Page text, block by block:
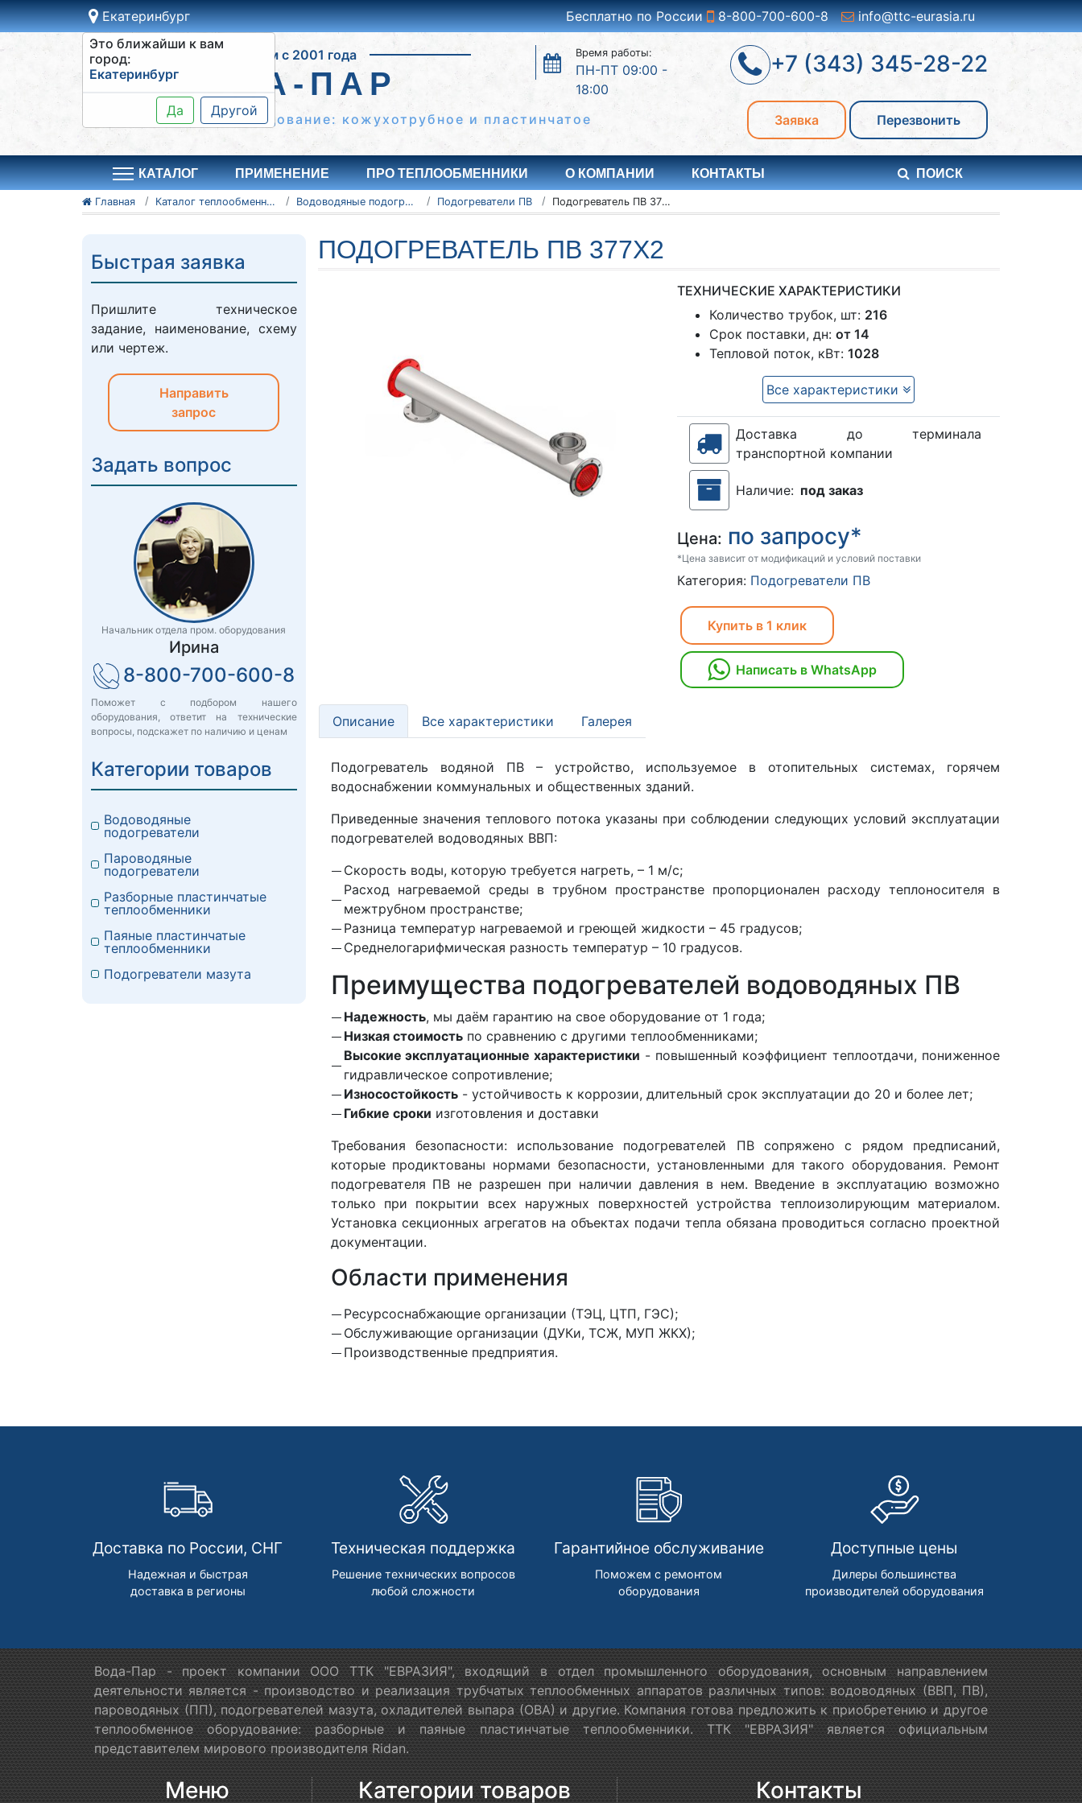
Екатеринбург
Это ближайши к вам
город:
Екатеринбург
Да Другой
Бесплатно по России 8-800-700-600-8 info@ttc-eurasia.ru
Работаем с 2001 года
ВОДА-ПАР
Время работы:
ПН-ПТ 09:00 -
18:00
Теплообменное оборудование: кожухотрубное и пластинчатое
+7 (343) 345-28-22
Заявка Перезвонить
КАТАЛОГ ПРИМЕНЕНИЕ ПРО ТЕПЛООБМЕННИКИ О КОМПАНИИ КОНТАКТЫ ПОИСК
Главная Каталог теплообменного оборудования Водоводяные подогреватели Подогреватели ПВ Подогреватель ПВ 377х2
ПОДОГРЕВАТЕЛЬ ПВ 377Х2
ТЕХНИЧЕСКИЕ ХАРАКТЕРИСТИКИ
Количество трубок, шт: 216
Срок поставки, дн:от 14
Тепловой поток, кВт:1028
Все характеристики
Доставка до терминала
транспортной компании
Наличие: под заказ
Цена: по запросу*
*Цена зависит от модификаций и условий поставки
Категория: Подогреватели ПВ
Купить в 1 клик
Написать в WhatsApp
Описание Все характеристики Галерея
Подогреватель водяной ПВ – устройство, используемое в отопительных системах, горячем
водоснабжении коммунальных и общественных зданий.
Приведенные значения теплового потока указаны при соблюдении следующих условий эксплуатации
подогревателей водоводяных ВВП:
Скорость воды, которую требуется нагреть, – 1 м/с;
Расход нагреваемой среды в трубном пространстве пропорционален расходу теплоносителя в
межтрубном пространстве;
Разница температур нагреваемой и греющей жидкости – 45 градусов;
Среднелогарифмическая разность температур – 10 градусов.
Преимущества подогревателей водоводяных ПВ
Надежность, мы даём гарантию на свое оборудование от 1 года;
Низкая стоимостьпо сравнению с другими теплообменниками;
Высокие эксплуатационные характеристики - повышенный коэффициент теплоотдачи, пониженное
гидравлическое сопротивление;
Износостойкость- устойчивость к коррозии, длительный срок эксплуатации до 20 и более лет;
Гибкие сроки изготовления и доставки
Требования безопасности: использование подогревателей ПВ сопряжено с рядом предписаний,
которые продиктованы нормами безопасности, установленными для такого оборудования. Ремонт
подогревателя ПВ не разрешен при наличии давления в нем. Введение в эксплуатацию возможно
только при покрытии всех наружных поверхностей устройства теплоизолирующим материалом.
Установка секционных агрегатов на объектах подачи тепла обязана проводиться согласно проектной
документации.
Области применения
Ресурсоснабжающие организации (ТЭЦ, ЦТП, ГЭС);
Обслуживающие организации (ДУКи, ТСЖ, МУП ЖКХ);
Производственные предприятия.
Быстрая заявка
Пришлите техническое
задание, наименование, схему
или чертеж.
Направить
запрос
Задать вопрос
Начальник отдела пром. оборудования
Ирина
8-800-700-600-8
Поможет с подбором нашего
оборудования, ответит на технические
вопросы, подскажет по наличию и ценам
Категории товаров
Водоводяные
подогреватели
Пароводяные
подогреватели
Разборные пластинчатые
теплообменники
Паяные пластинчатые
теплообменники
Подогреватели мазута
Доставка по России, СНГ
Надежная и быстрая
доставка в регионы
Техническая поддержка
Решение технических вопросов
любой сложности
Гарантийное обслуживание
Поможем с ремонтом
оборудования
Доступные цены
Дилеры большинства
производителей оборудования
Вода-Пар - проект компании ООО ТТК "ЕВРАЗИЯ", входящий в отдел промышленного оборудования, основным направлением
деятельности является - производство и реализация трубчатых теплообменных аппаратов различных типов: водоводяных (ВВП, ПВ),
пароводяных (ПП), подогревателей мазута, охладителей выпара (ОВА) и другие. Компания готова предложить к приобретению и другое
теплообменное оборудование: разборные и паяные пластинчатые теплообменники. ТТК "ЕВРАЗИЯ" является официальным
представителем мирового производителя Ridan.
Меню Категории товаров Контакты